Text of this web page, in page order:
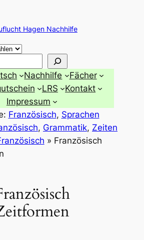
Hagen Nachhilfe
Nachhilfe
Fächer
LRS
Kontakt
Impressum
Französisch, Sprachen
, Grammatik, Zeiten
» Französisch